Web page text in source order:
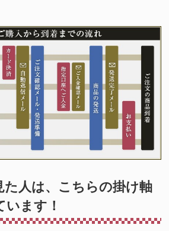
た人は、こちらの掛け軸
います！